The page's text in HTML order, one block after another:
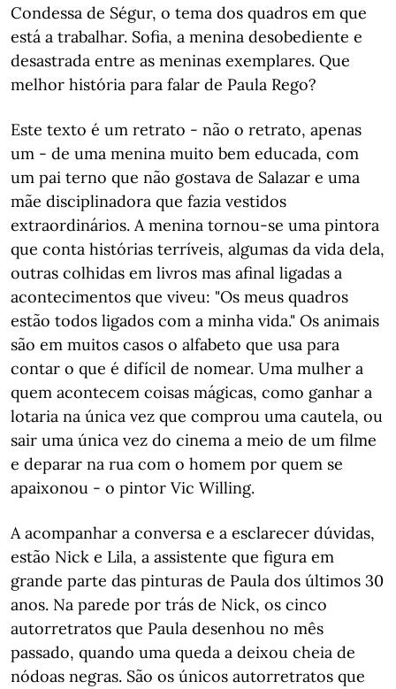
Condessa de Ségur, o tema dos quadros em que
está a trabalhar. Sofia, a menina desobediente e
desastrada entre as meninas exemplares. Que
melhor história para falar de Paula Rego?
Este texto é um retrato - não o retrato, apenas
um - de uma menina muito bem educada, com
um pai terno que não gostava de Salazar e uma
mãe disciplinadora que fazia vestidos
extraordinários. A menina tornou-se uma pintora
que conta histórias terríveis, algumas da vida dela,
outras colhidas em livros mas afinal ligadas a
acontecimentos que viveu: "Os meus quadros
estão todos ligados com a minha vida." Os animais
são em muitos casos o alfabeto que usa para
contar o que é difícil de nomear. Uma mulher a
quem acontecem coisas mágicas, como ganhar a
lotaria na única vez que comprou uma cautela, ou
sair uma única vez do cinema a meio de um filme
e deparar na rua com o homem por quem se
apaixonou - o pintor Vic Willing.
A acompanhar a conversa e a esclarecer dúvidas,
estão Nick e Lila, a assistente que figura em
grande parte das pinturas de Paula dos últimos 30
anos. Na parede por trás de Nick, os cinco
autorretratos que Paula desenhou no mês
passado, quando uma queda a deixou cheia de
nódoas negras. São os únicos autorretratos que